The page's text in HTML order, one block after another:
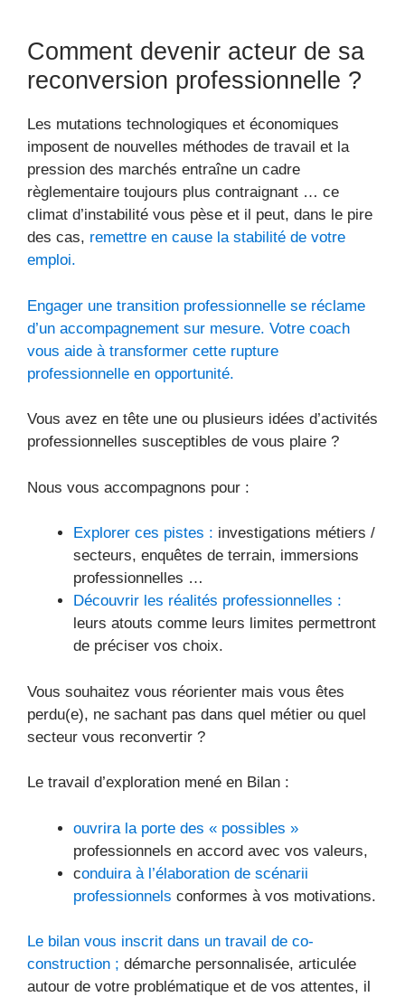
Comment devenir acteur de sa
reconversion professionnelle ?
Les mutations technologiques et économiques
imposent de nouvelles méthodes de travail et la
pression des marchés entraîne un cadre
règlementaire toujours plus contraignant … ce
climat d’instabilité vous pèse et il peut, dans le pire
des cas, remettre en cause la stabilité de votre
emploi.
Engager une transition professionnelle se réclame
d’un accompagnement sur mesure. Votre coach
vous aide à transformer cette rupture
professionnelle en opportunité.
Vous avez en tête une ou plusieurs idées d’activités
professionnelles susceptibles de vous plaire ?
Nous vous accompagnons pour :
Explorer ces pistes : investigations métiers /
secteurs, enquêtes de terrain, immersions
professionnelles …
Découvrir les réalités professionnelles :
leurs atouts comme leurs limites permettront
de préciser vos choix.
Vous souhaitez vous réorienter mais vous êtes
perdu(e), ne sachant pas dans quel métier ou quel
secteur vous reconvertir ?
Le travail d’exploration mené en Bilan :
ouvrira la porte des « possibles »
professionnels en accord avec vos valeurs,
conduira à l’élaboration de scénarii
professionnels conformes à vos motivations.
Le bilan vous inscrit dans un travail de co-
construction ; démarche personnalisée, articulée
autour de votre problématique et de vos attentes, il